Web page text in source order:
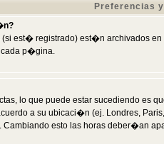
Preferencias
(si est� registrado) est�n archivados
cada p�gina.
lo que puede estar sucediendo es
a su ubicaci�n (ej. Londres,
esto las horas deber�an